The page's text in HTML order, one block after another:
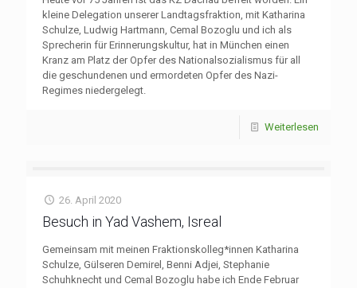
kleine Delegation unserer Landtagsfraktion, mit Katharina
Schulze, Ludwig Hartmann, Cemal Bozoglu und ich als
Sprecherin für Erinnerungskultur, hat in München einen
Kranz am Platz der Opfer des Nationalsozialismus für all
die geschundenen und ermordeten Opfer des Nazi-
Regimes niedergelegt.
Weiterlesen
26. April 2020
Besuch in Yad Vashem, Isreal
Gemeinsam mit meinen Fraktionskolleg*innen Katharina
Schulze, Gülseren Demirel, Benni Adjei, Stephanie
Schuhknecht und Cemal Bozoglu habe ich Ende Februar